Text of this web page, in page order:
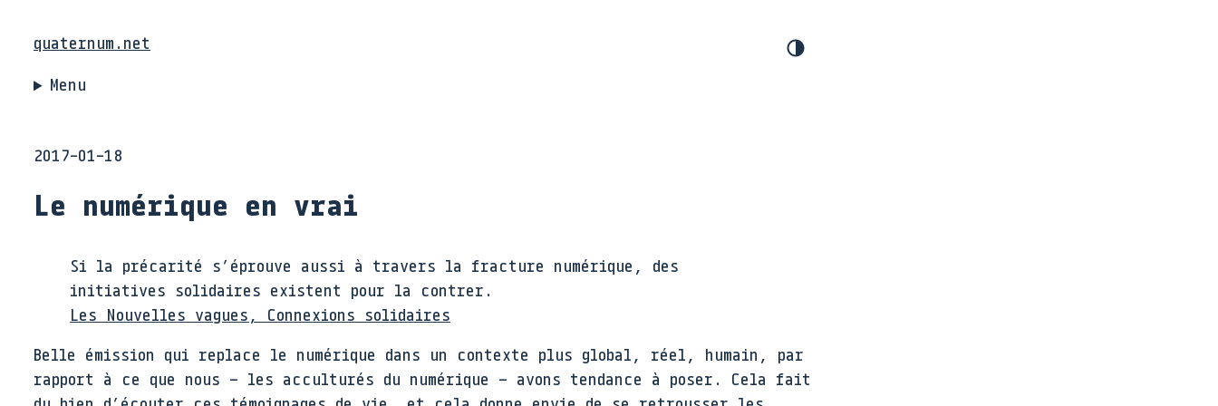
quaternum.net
Menu
2017-01-18
Le numérique en vrai
Si la précarité s’éprouve aussi à travers la fracture numérique, des
initiatives solidaires existent pour la contrer.
Les Nouvelles vagues, Connexions solidaires
Belle émission qui replace le numérique dans un contexte plus global, réel, humain, par
rapport à ce que nous – les acculturés du numérique – avons tendance à poser. Cela fait